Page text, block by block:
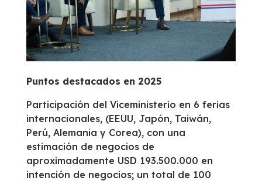
Puntos destacados en 2025
Participación del Viceministerio en 6 ferias
internacionales, (EEUU, Japón, Taiwán,
Perú, Alemania y Corea), con una
estimación de negocios de
aproximadamente USD 193.500.000 en
intención de negocios; un total de 100